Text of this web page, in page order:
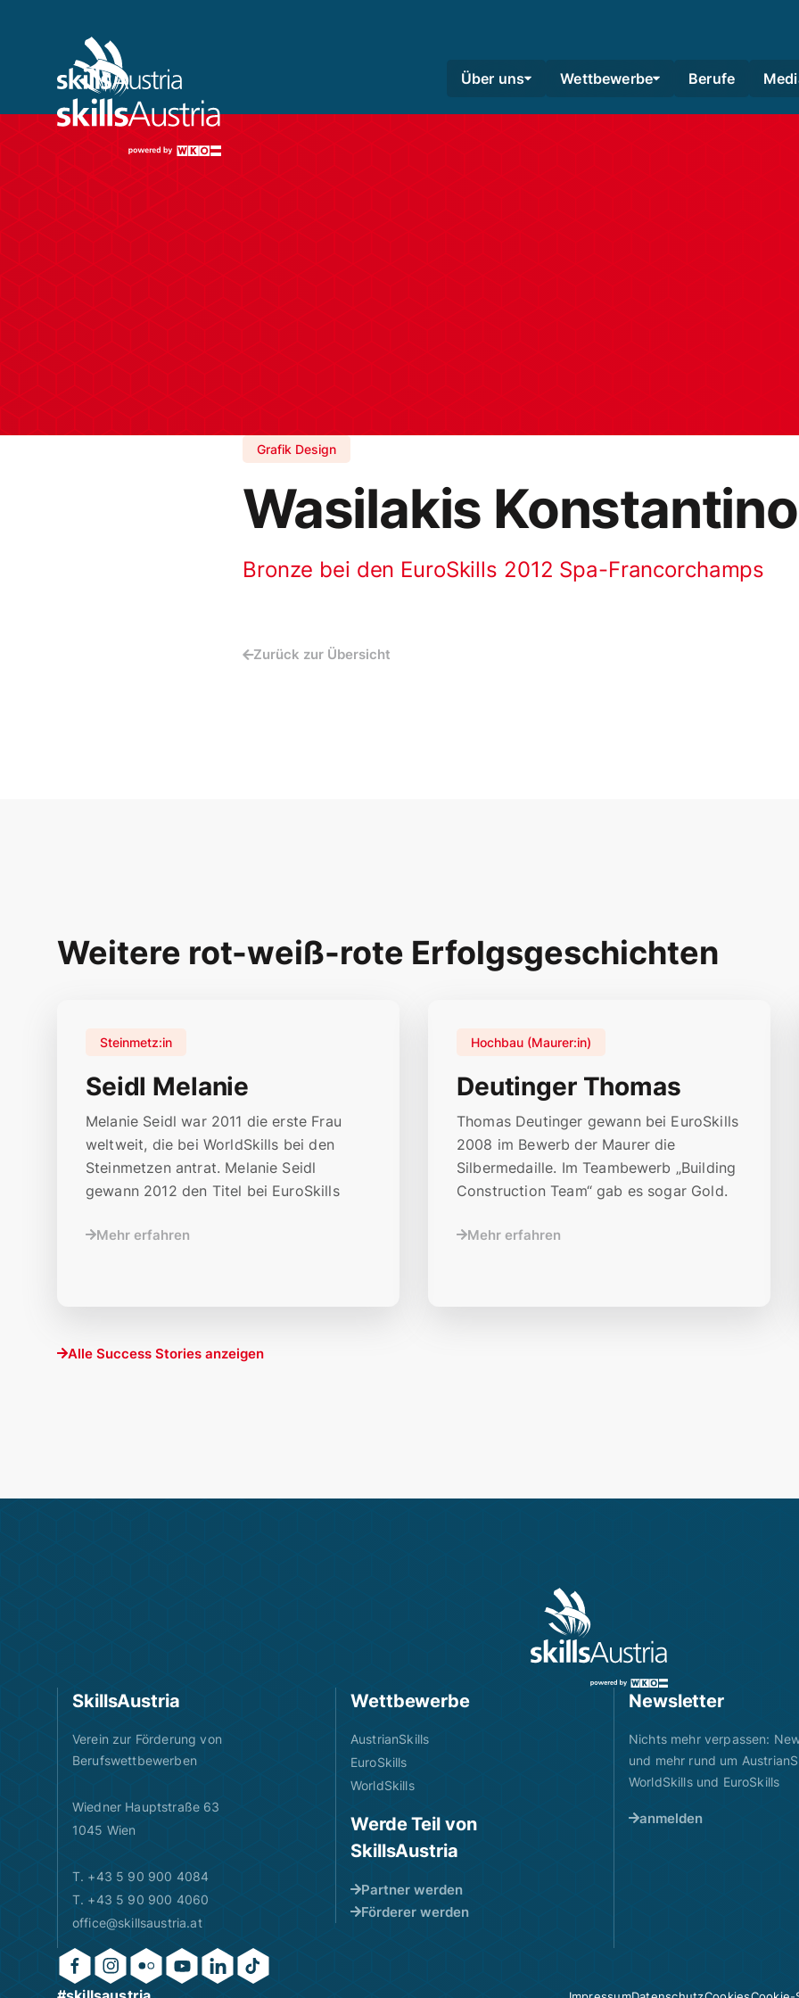
Über uns Wettbewerbe Berufe
Grafik Design
Wasilakis
Bronze bei den EuroSkills 2012 Spa-Francorchamps
Zurück zur Übersicht
Weitere rot-weiß-rote Erfolgsgeschichten
Seidl Melanie
Steinmetz:in
Melanie Seidl war 2011 die erste Frau
weltweit, die bei WorldSkills bei den
Steinmetzen antrat. Melanie Seidl
gewann 2012 den Titel bei EuroSkills
Mehr erfahren
Deutinger Thomas
Hochbau (Maurer:in)
Thomas Deutinger gewann bei EuroSkills
2008 im Bewerb der Maurer die
Silbermedaille. Im Teambewerb „Building
Construction Team“ gab es sogar Gold.
Mehr erfahren
Alle Success Stories anzeigen
SkillsAustria
Verein zur Förderung von
Berufswettbewerben
Wiedner Hauptstraße 63
1045 Wien
T. +43 5 90 900 4084
T. +43 5 90 900 4060
office@skillsaustria.at
Wettbewerbe
AustrianSkills
EuroSkills
WorldSkills
Werde Teil von
SkillsAustria
Partner werden
Förderer werden
Newsletter
Nichts mehr verpassen:
und mehr rund um
WorldSkills und EuroSkills
anmelden